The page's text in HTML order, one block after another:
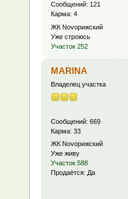
Сообщений: 121
Карма: 4
ЖК Novoрижский
Уже строюсь
Участок 252
MARINA
Владелец участка
Сообщений: 669
Карма: 33
ЖК Novoрижский
Уже живу
Участок 588
Продаётся: Да